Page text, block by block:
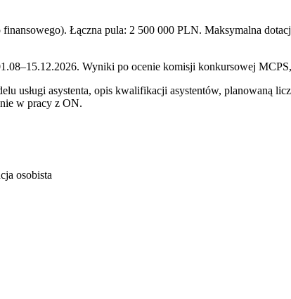
Łączna pula: 2 500 000 PLN. Maksymalna
Wyniki po ocenie komisji konkursowej
usługi asystenta, opis kwalifikacji asystentów, planowaną
w pracy z ON.
osobista